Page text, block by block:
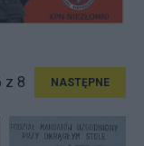
z 8 NASTĘPNE